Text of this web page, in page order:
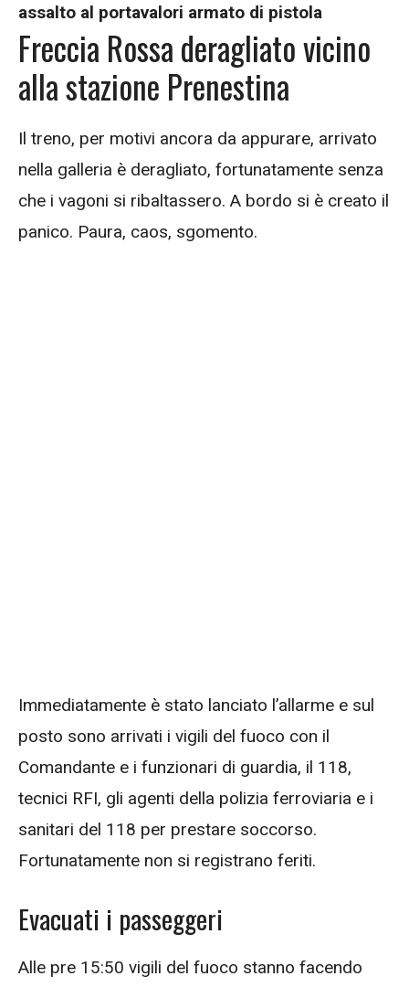
assalto al portavalori armato di pistola
Freccia Rossa deragliato vicino
alla stazione Prenestina
Il treno, per motivi ancora da appurare, arrivato
nella galleria è deragliato, fortunatamente senza
che i vagoni si ribaltassero. A bordo si è creato il
panico. Paura, caos, sgomento.
Immediatamente è stato lanciato l’allarme e sul
posto sono arrivati i vigili del fuoco con il
Comandante e i funzionari di guardia, il 118,
tecnici RFI, gli agenti della polizia ferroviaria e i
sanitari del 118 per prestare soccorso.
Fortunatamente non si registrano feriti.
Evacuati i passeggeri
Alle pre 15:50 vigili del fuoco stanno facendo